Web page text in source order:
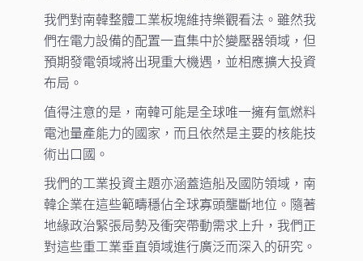
我們對南韓整體工業板塊維持樂觀看法。雖然我
們在電力設備的配置一直集中於變壓器領域，但
預期發電領域將出現重大機遇，並相應擴大投資
布局。
值得注意的是，南韓可能是全球唯一擁有氫燃料
電池量產能力的國家，而且依然是主要的核能技
術出口國。
我們的工業投資主題亦涵蓋造船及國防領域，南
韓企業在這些範疇穩佔全球寡頭壟斷地位。隨著
地緣政治緊張局勢及衝突帶動需求上升，我們正
對這些重工業垂直領域進行廣泛而深入的研究。